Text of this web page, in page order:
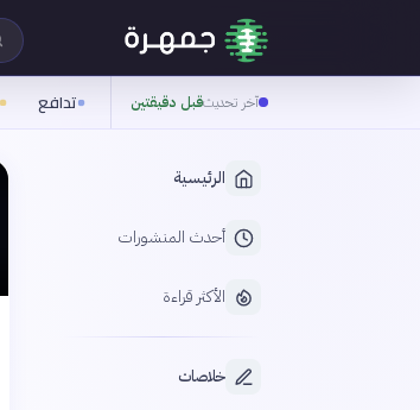
آخر تحديثقبل دقيقتين تدافع
الرئيسية
أحدث المنشورات
الأكثر قراءة
خلاصات